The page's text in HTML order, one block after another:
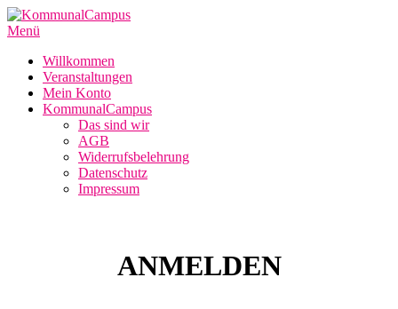
Zum
Inhalt
Menü
Willkommen
Veranstaltungen
Mein Konto
KommunalCampus
Das sind wir
AGB
Widerrufsbelehrung
Datenschutz
Impressum
ANMELDEN